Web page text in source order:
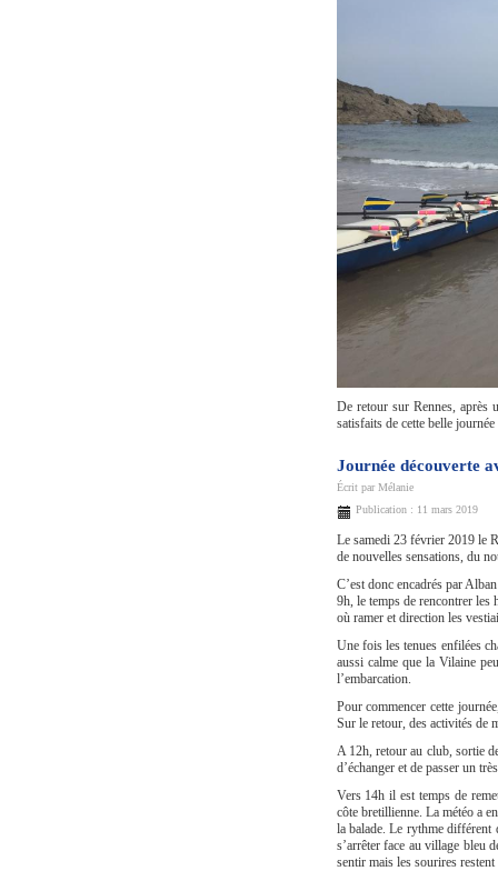
De retour sur Rennes, après
satisfaits de cette belle
Journée découverte
Écrit parMélanie
Publication : 11 mars 2019
Le samedi 23 février 2019 le
de nouvelles sensations, du
C’est donc encadrés par
9h, le temps de rencontrer les
où ramer et direction les
Une fois les tenues enfilées
aussi calme que la Vilaine
l’embarcation.
Pour commencer cette
Sur le retour, des activités de
A 12h, retour au club, sortie
d’échanger et de passer un
Vers 14h il est temps de
côte bretillienne. La météo a
la balade. Le rythme différent
s’arrêter face au village bleu
sentir mais les sourires